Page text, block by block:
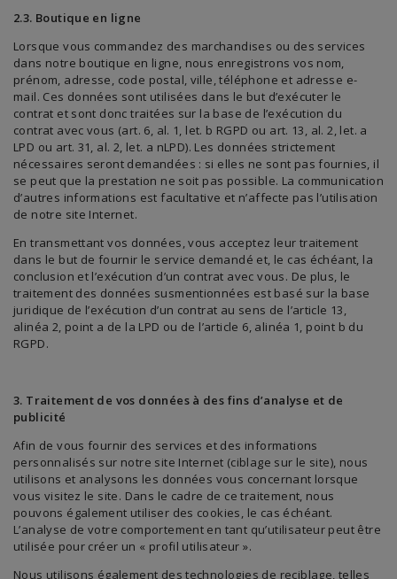
2.3. Boutique en ligne
Lorsque vous commandez des marchandises ou des services
dans notre boutique en ligne, nous enregistrons vos nom,
prénom, adresse, code postal, ville, téléphone et adresse e-
mail. Ces données sont utilisées dans le but d’exécuter le
contrat et sont donc traitées sur la base de l’exécution du
contrat avec vous (art. 6, al. 1, let. b RGPD ou art. 13, al. 2, let. a
LPD ou art. 31, al. 2, let. a nLPD). Les données strictement
nécessaires seront demandées : si elles ne sont pas fournies, il
se peut que la prestation ne soit pas possible. La communication
d’autres informations est facultative et n’affecte pas l’utilisation
de notre site Internet.
En transmettant vos données, vous acceptez leur traitement
dans le but de fournir le service demandé et, le cas échéant, la
conclusion et l’exécution d’un contrat avec vous. De plus, le
traitement des données susmentionnées est basé sur la base
juridique de l’exécution d’un contrat au sens de l’article 13,
alinéa 2, point a de la LPD ou de l’article 6, alinéa 1, point b du
RGPD.
3. Traitement de vos données à des fins d’analyse et de
publicité
Afin de vous fournir des services et des informations
personnalisés sur notre site Internet (ciblage sur le site), nous
utilisons et analysons les données vous concernant lorsque
vous visitez le site. Dans le cadre de ce traitement, nous
pouvons également utiliser des cookies, le cas échéant.
L’analyse de votre comportement en tant qu’utilisateur peut être
utilisée pour créer un « profil utilisateur ».
Nous utilisons également des technologies de reciblage, telles